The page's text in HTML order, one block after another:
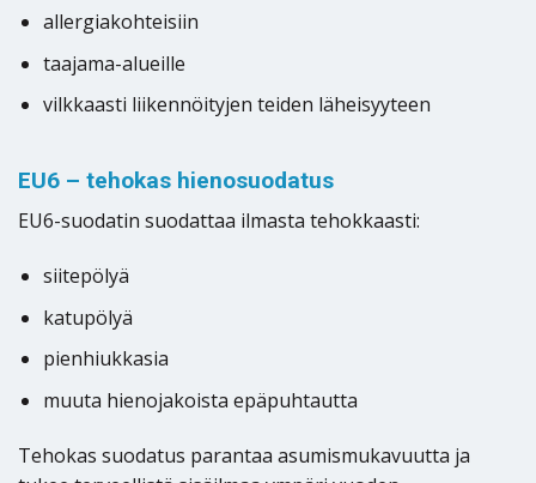
allergiakohteisiin
taajama-alueille
vilkkaasti liikennöityjen teiden läheisyyteen
EU6 – tehokas hienosuodatus
EU6-suodatin suodattaa ilmasta tehokkaasti:
siitepölyä
katupölyä
pienhiukkasia
muuta hienojakoista epäpuhtautta
Tehokas suodatus parantaa asumismukavuutta ja